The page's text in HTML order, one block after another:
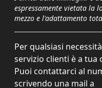
espressamente vietata la
mezzo e l'adattamento
Per qualsiasi
servizio clienti è a tua
Puoi contattarci al
scrivendo una mail a